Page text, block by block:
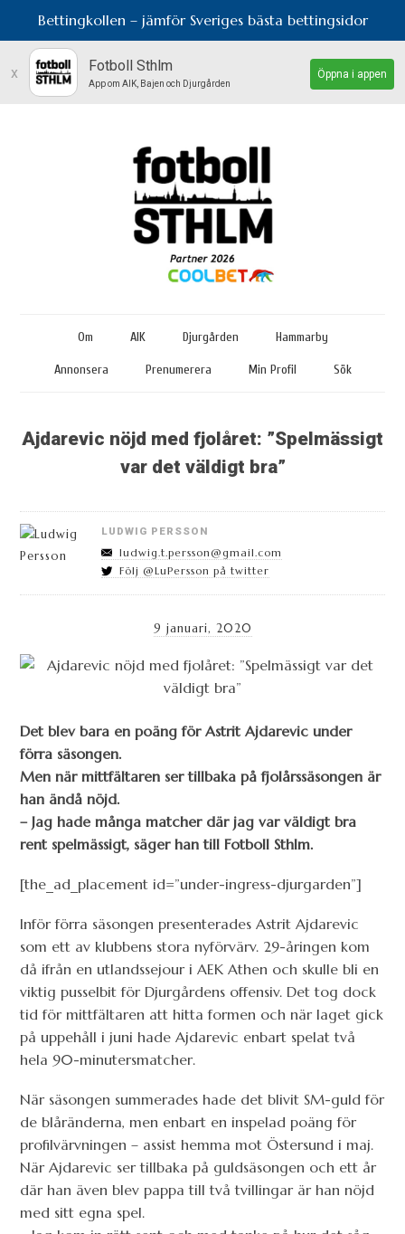
Bettingkollen – jämför Sveriges bästa bettingsidor
x Fotboll Sthlm
App om AIK, Bajen och Djurgården
Öppna i appen
Om AIK Djurgården Hammarby
Annonsera Prenumerera Min Profil Sök
Ajdarevic nöjd med fjolåret: ”Spelmässigt
var det väldigt bra”
LUDWIG PERSSON
ludwig.t.persson@gmail.com
Följ @LuPersson på twitter
9 januari, 2020
Det blev bara en poäng för Astrit Ajdarevic under
förra säsongen.
Men när mittfältaren ser tillbaka på fjolårssäsongen är
han ändå nöjd.
– Jag hade många matcher där jag var väldigt bra
rent spelmässigt, säger han till Fotboll Sthlm.
[the_ad_placement id=”under-ingress-djurgarden”]
Inför förra säsongen presenterades Astrit Ajdarevic
som ett av klubbens stora nyförvärv. 29-åringen kom
då ifrån en utlandssejour i AEK Athen och skulle bli en
viktig pusselbit för Djurgårdens offensiv. Det tog dock
tid för mittfältaren att hitta formen och när laget gick
på uppehåll i juni hade Ajdarevic enbart spelat två
hela 90-minutersmatcher.
När säsongen summerades hade det blivit SM-guld för
de blåränderna, men enbart en inspelad poäng för
profilvärvningen – assist hemma mot Östersund i maj.
När Ajdarevic ser tillbaka på guldsäsongen och ett år
där han även blev pappa till två tvillingar är han nöjd
med sitt egna spel.